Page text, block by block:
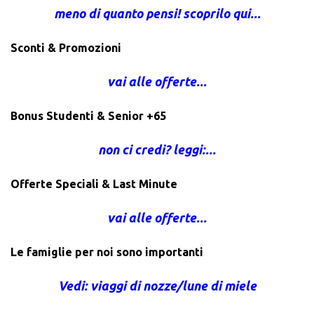
meno di quanto pensi! scoprilo qui...
Sconti & Promozioni
vai alle offerte...
Bonus Studenti & Senior +65
non ci credi? leggi:...
Offerte Speciali & Last Minute
vai alle offerte...
Le famiglie per noi sono importanti
Vedi: viaggi di nozze/lune di miele